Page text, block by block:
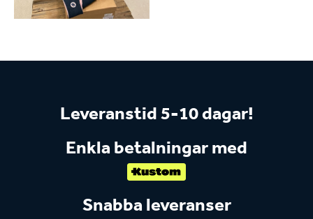
Leveranstid 5-10 dagar!
Enkla betalningar med
Snabba leveranser